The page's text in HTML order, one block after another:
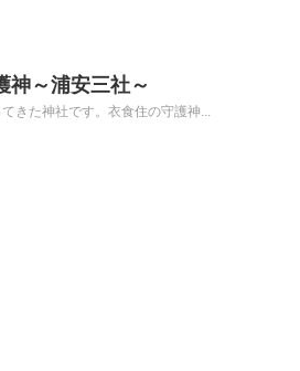
神～浦安三社～
きた神社です。衣食住の守護神...